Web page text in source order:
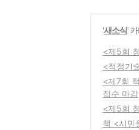
'새소식'
<제5회
<적정기
<제7회
접수 마
<제5회
책 <시민